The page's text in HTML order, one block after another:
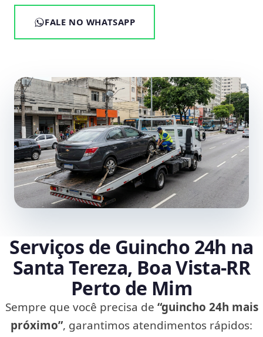
FALE NO WHATSAPP
Serviços de Guincho 24h na
Santa Tereza, Boa Vista‑RR
Perto de Mim
Sempre que você precisa de “guincho 24h mais
próximo”, garantimos atendimentos rápidos: